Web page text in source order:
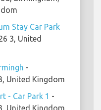
Stay Car Park
3, United
-
United Kingdom
- Car Park 1 -
United Kingdom